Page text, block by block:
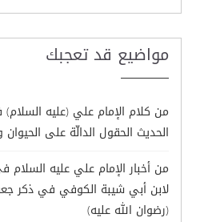
مواضيع قد تعجبك
من كلام الإمام علي (عليه
الحديث الحقول الدالّة على الحيوان
من أخبار الإمام علي عليه
لابن أبي شيبة الكوفي في ذكر
(رضوان الله عليه)